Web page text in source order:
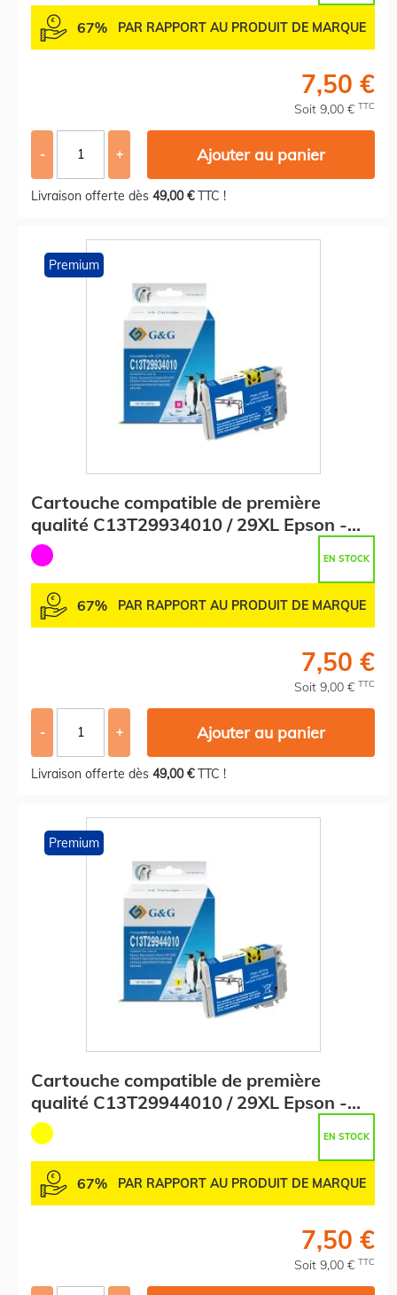
67% PAR RAPPORT AU PRODUIT DE MARQUE
7,50 €
Soit 9,00 € TTC
- + Ajouter au panier
Livraison offerte dès 49,00 €TTC !
Premium
Cartouche compatible de première
qualité C13T29934010 / 29XL Epson -
magenta
EN STOCK
67% PAR RAPPORT AU PRODUIT DE MARQUE
7,50 €
Soit 9,00 € TTC
- + Ajouter au panier
Livraison offerte dès 49,00 €TTC !
Premium
Cartouche compatible de première
qualité C13T29944010 / 29XL Epson -
jaune
EN STOCK
67% PAR RAPPORT AU PRODUIT DE MARQUE
7,50 €
Soit 9,00 € TTC